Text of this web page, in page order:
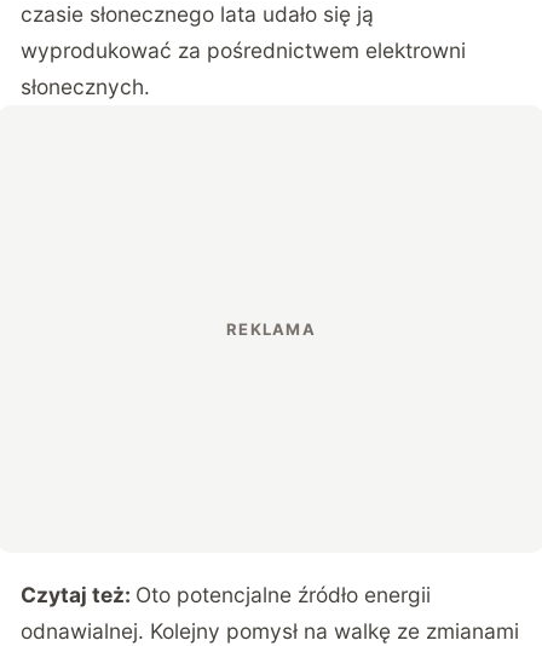
czasie słonecznego lata udało się ją
wyprodukować za pośrednictwem elektrowni
słonecznych.
Czytaj też: Oto potencjalne źródło energii
odnawialnej. Kolejny pomysł na walkę ze zmianami